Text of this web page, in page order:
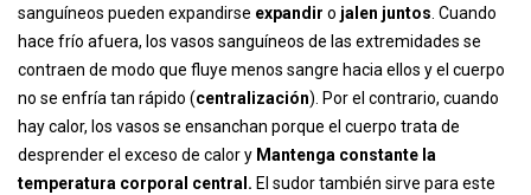
sanguíneos pueden expandirse expandir o jalen juntos . Cuando
hace frío afuera, los vasos sanguíneos de las extremidades se
contraen de modo que fluye menos sangre hacia ellos y el cuerpo
no se enfría tan rápido (centralización). Por el contrario, cuando
hay calor, los vasos se ensanchan porque el cuerpo trata de
desprender el exceso de calor y Mantenga constante la
temperatura corporal central. El sudor también sirve para este